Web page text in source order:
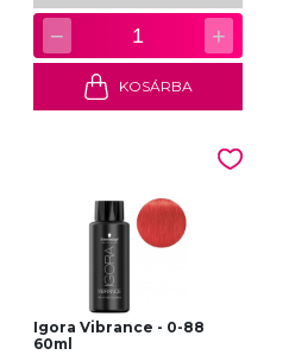
− 1 +
KOSÁRBA
Igora Vibrance - 0-88
60ml